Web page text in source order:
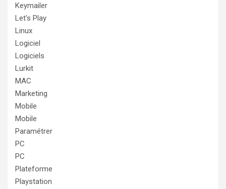
Keymailer
Let's Play
Linux
Logiciel
Logiciels
Lurkit
MAC
Marketing
Mobile
Mobile
Paramétrer
PC
PC
Plateforme
Playstation